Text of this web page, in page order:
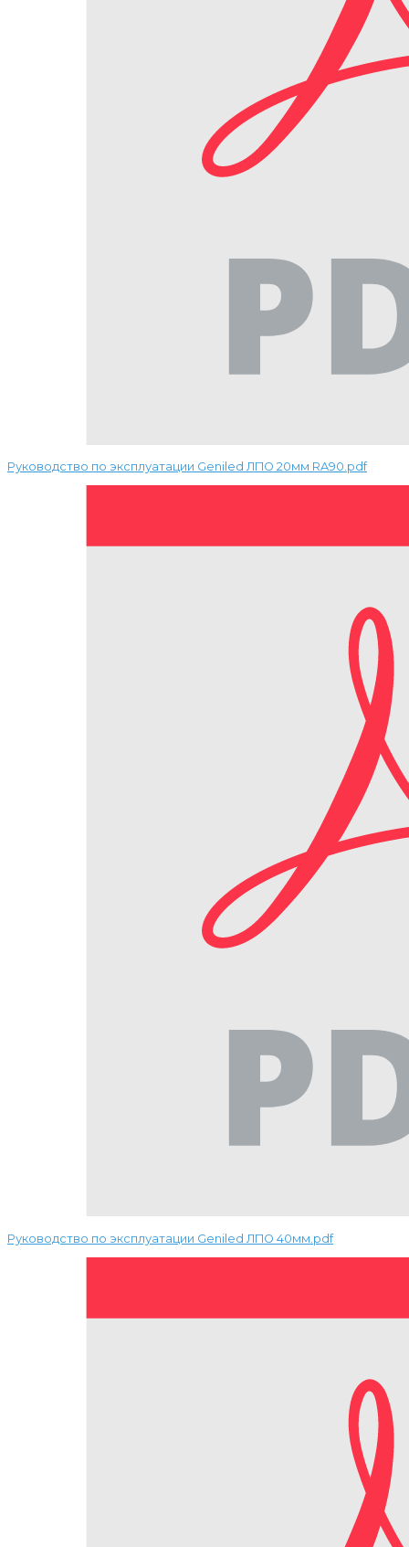
Руководство по эксплуатации Geniled ЛПО 20мм RA90.pdf
Руководство по эксплуатации Geniled ЛПО 40мм.pdf